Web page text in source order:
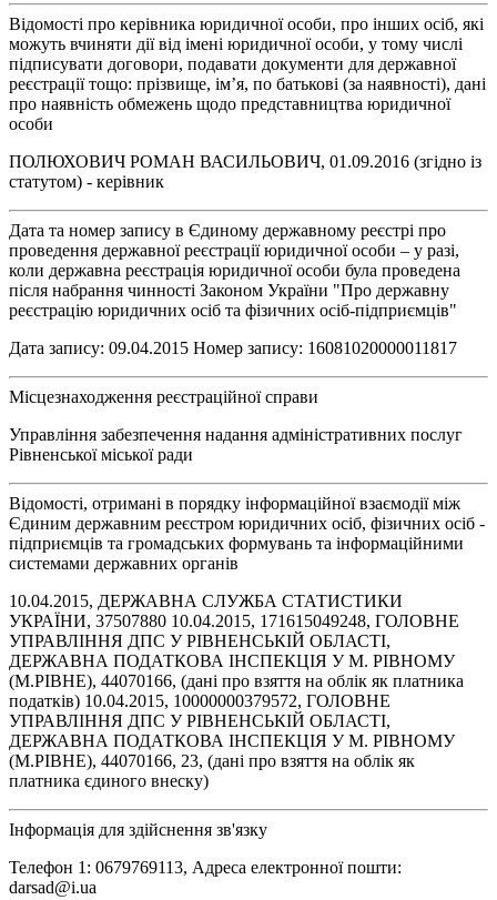
Відомості про керівника юридичної особи, про інших осіб, які
можуть вчиняти дії від імені юридичної особи, у тому числі
підписувати договори, подавати документи для державної
реєстрації тощо: прізвище, ім’я, по батькові (за наявності), дані
про наявність обмежень щодо представництва юридичної
особи
ПОЛЮХОВИЧ РОМАН ВАСИЛЬОВИЧ, 01.09.2016 (згідно із
статутом) - керівник
Дата та номер запису в Єдиному державному реєстрі про
проведення державної реєстрації юридичної особи – у разі,
коли державна реєстрація юридичної особи була проведена
після набрання чинності Законом України "Про державну
реєстрацію юридичних осіб та фізичних осіб-підприємців"
Дата запису: 09.04.2015 Номер запису: 16081020000011817
Місцезнаходження реєстраційної справи
Управління забезпечення надання адміністративних послуг
Рівненської міської ради
Відомості, отримані в порядку інформаційної взаємодії між
Єдиним державним реєстром юридичних осіб, фізичних осіб -
підприємців та громадських формувань та інформаційними
системами державних органів
10.04.2015, ДЕРЖАВНА СЛУЖБА СТАТИСТИКИ
УКРАЇНИ, 37507880 10.04.2015, 171615049248, ГОЛОВНЕ
УПРАВЛІННЯ ДПС У РІВНЕНСЬКІЙ ОБЛАСТІ,
ДЕРЖАВНА ПОДАТКОВА ІНСПЕКЦІЯ У М. РІВНОМУ
(М.РІВНЕ), 44070166, (дані про взяття на облік як платника
податків) 10.04.2015, 10000000379572, ГОЛОВНЕ
УПРАВЛІННЯ ДПС У РІВНЕНСЬКІЙ ОБЛАСТІ,
ДЕРЖАВНА ПОДАТКОВА ІНСПЕКЦІЯ У М. РІВНОМУ
(М.РІВНЕ), 44070166, 23, (дані про взяття на облік як
платника єдиного внеску)
Інформація для здійснення зв'язку
Телефон 1: 0679769113, Адреса електронної пошти:
darsad@i.ua